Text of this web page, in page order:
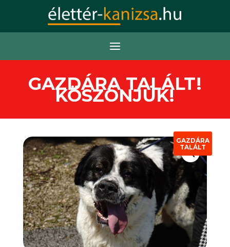
GAZDÁRA TALÁLT!
KÖSZÖNJÜK!
GAZDÁRA
TALÁLT